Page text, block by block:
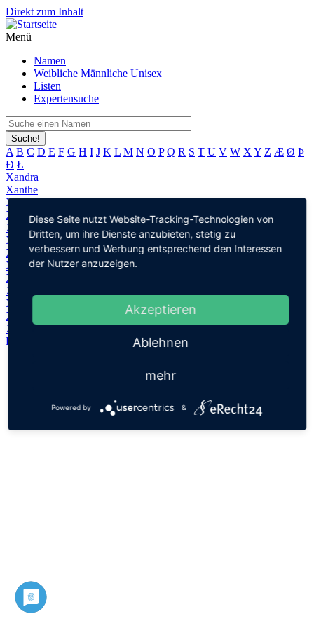
Direkt zum Inhalt
Menü
Namen
Weibliche Männliche Unisex
Listen
Expertensuche
Suche!
A B C D E F G H I J K L M N O P Q R S T U V W X Y Z Æ Ø Þ
Đ Ł
Xandra
Xanthe
Xanthippe
Xaviera
Xavière
Xena
Xenia
Xesca
Xiang
Xoana
Xochiquétzal
Xóchitl
Xosefa
Datenschutz
Diese Seite nutzt Website-Tracking-Technologien von
Dritten, um ihre Dienste anzubieten, stetig zu
verbessern und Werbung entsprechend den Interessen
der Nutzer anzuzeigen.
Akzeptieren
Ablehnen
mehr
Powered by &